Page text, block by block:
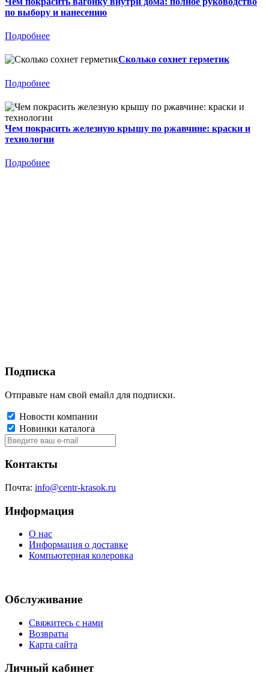
по выбору и нанесению
Подробнее
Сколько сохнет герметик
Подробнее
Чем покрасить железную крышу по ржавчине: краски и
технологии
Подробнее
Подписка
Отправьте нам свой емайл для подписки.
Новости компании
Новинки каталога
Контакты
Почта: info@centr-krasok.ru
Информация
О нас
Информация о доставке
Компьютерная колеровка
Обслуживание
Свяжитесь с нами
Возвраты
Карта сайта
Личный кабинет